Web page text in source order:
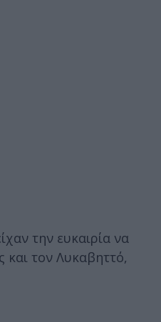
την ευκαιρία να
και τον Λυκαβηττό,